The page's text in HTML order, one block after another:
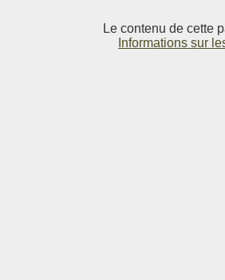
Le contenu de cette
Informations sur